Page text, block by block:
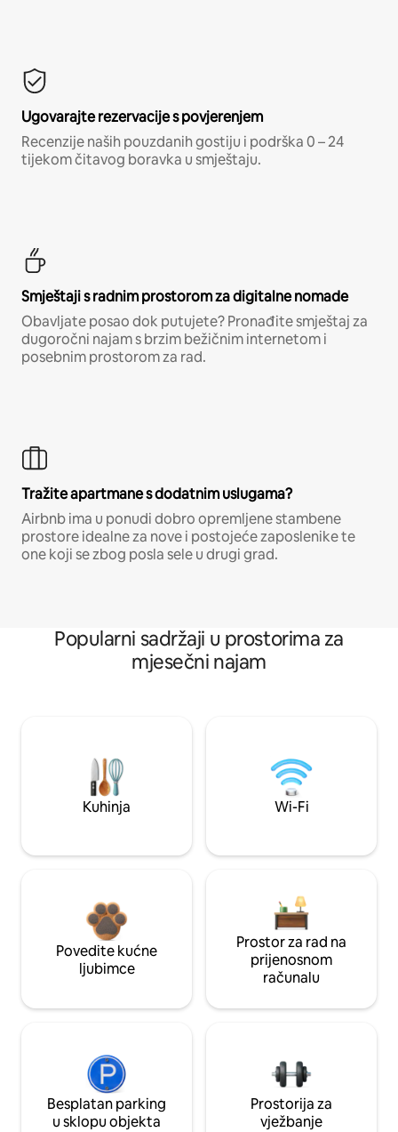
Ugovarajte rezervacije s povjerenjem
Recenzije naših pouzdanih gostiju i podrška 0 – 24
tijekom čitavog boravka u smještaju.
Smještaji s radnim prostorom za digitalne nomade
Obavljate posao dok putujete? Pronađite smještaj za
dugoročni najam s brzim bežičnim internetom i
posebnim prostorom za rad.
Tražite apartmane s dodatnim uslugama?
Airbnb ima u ponudi dobro opremljene stambene
prostore idealne za nove i postojeće zaposlenike te
one koji se zbog posla sele u drugi grad.
Popularni sadržaji u prostorima za
mjesečni najam
Kuhinja Wi-Fi
Povedite kućne
ljubimce
Prostor za rad na
prijenosnom
računalu
Besplatan parking
u sklopu objekta
Prostorija za
vježbanje